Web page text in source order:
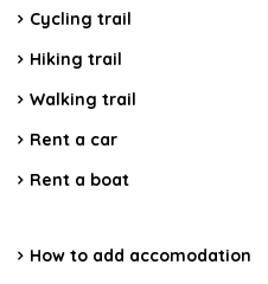
Cycling trail
Hiking trail
Walking trail
Rent a car
Rent a boat
How to add accomodation